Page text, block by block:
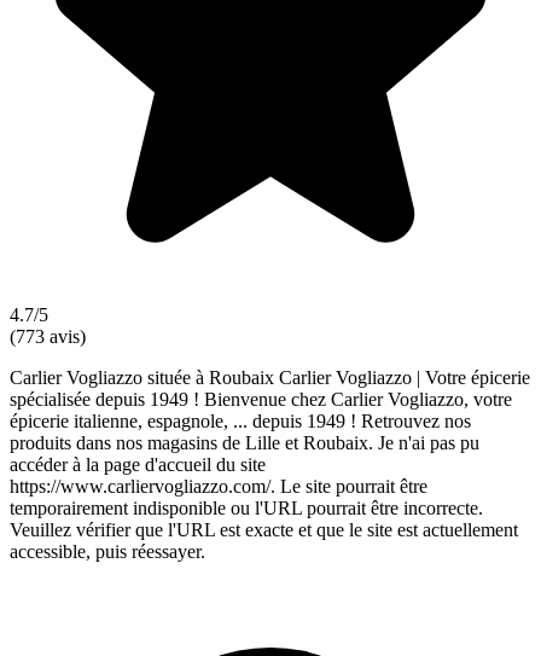
4.7/5
(773 avis)
Carlier Vogliazzo située à Roubaix Carlier Vogliazzo | Votre épicerie
spécialisée depuis 1949 ! Bienvenue chez Carlier Vogliazzo, votre
épicerie italienne, espagnole, ... depuis 1949 ! Retrouvez nos
produits dans nos magasins de Lille et Roubaix. Je n'ai pas pu
accéder à la page d'accueil du site
https://www.carliervogliazzo.com/. Le site pourrait être
temporairement indisponible ou l'URL pourrait être incorrecte.
Veuillez vérifier que l'URL est exacte et que le site est actuellement
accessible, puis réessayer.